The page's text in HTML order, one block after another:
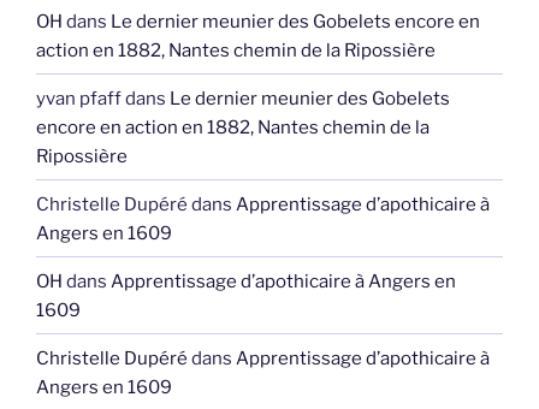
OH dans Le dernier meunier des Gobelets encore en
action en 1882, Nantes chemin de la Ripossière
yvan pfaffdans Le dernier meunier des Gobelets
encore en action en 1882, Nantes chemin de la
Ripossière
Christelle Dupéré dans Apprentissage d’apothicaire à
Angers en 1609
OH dans Apprentissage d’apothicaire à Angers en
1609
Christelle Dupéré dans Apprentissage d’apothicaire à
Angers en 1609